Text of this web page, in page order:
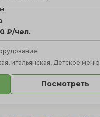
₽/чел.
итальянская, Детское меню
Посмотреть